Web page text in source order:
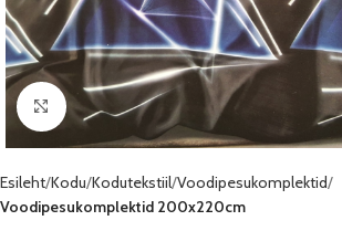
Vaata pilti
Esileht Kodu Kodutekstiil Voodipesukomplektid
Voodipesukomplektid 200x220cm